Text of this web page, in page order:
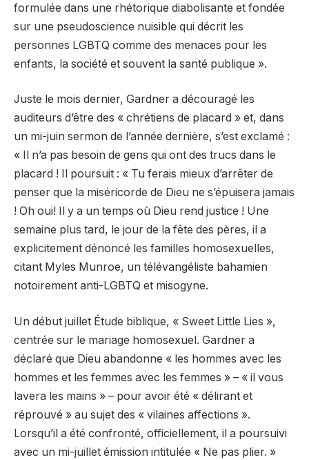
formulée dans une rhétorique diabolisante et fondée
sur une pseudoscience nuisible qui décrit les
personnes LGBTQ comme des menaces pour les
enfants, la société et souvent la santé publique ».
Juste le mois dernier, Gardner a découragé les
auditeurs d’être des « chrétiens de placard » et, dans
un mi-juin sermon de l’année dernière, s’est exclamé :
« Il n’a pas besoin de gens qui ont des trucs dans le
placard ! Il poursuit : « Tu ferais mieux d’arrêter de
penser que la miséricorde de Dieu ne s’épuisera jamais
! Oh oui! Il y a un temps où Dieu rend justice ! Une
semaine plus tard, le jour de la fête des pères, il a
explicitement dénoncé les familles homosexuelles,
citant Myles Munroe, un télévangéliste bahamien
notoirement anti-LGBTQ et misogyne.
Un début juillet Étude biblique, « Sweet Little Lies »,
centrée sur le mariage homosexuel. Gardner a
déclaré que Dieu abandonne « les hommes avec les
hommes et les femmes avec les femmes » – « il vous
lavera les mains » – pour avoir été « délirant et
réprouvé » au sujet des « vilaines affections ».
Lorsqu’il a été confronté, officiellement, il a poursuivi
avec un mi-juillet émission intitulée « Ne pas plier. »